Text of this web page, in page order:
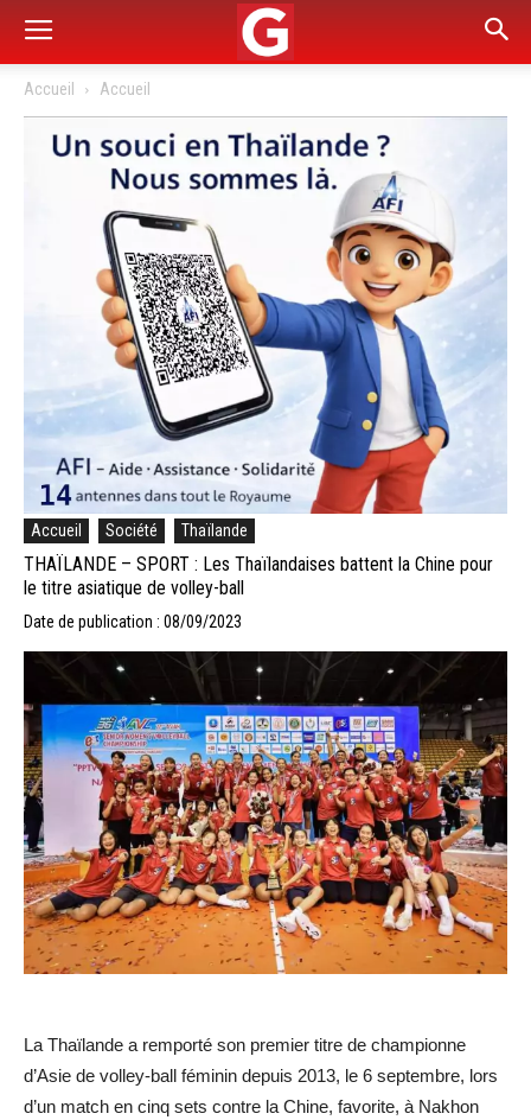
Accueil Accueil
Accueil Société Thaïlande
THAÏLANDE – SPORT : Les Thaïlandaises battent la Chine pour
le titre asiatique de volley-ball
Date de publication : 08/09/2023
La Thaïlande a remporté son premier titre de championne
d’Asie de volley-ball féminin depuis 2013, le 6 septembre, lors
d’un match en cinq sets contre la Chine, favorite, à Nakhon